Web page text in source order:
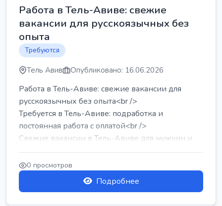
Работа в Тель-Авиве: свежие
вакансии для русскоязычных без
опыта
Требуются
Тель Авив Опубликовано: 16.06.2026
Работа в Тель-Авиве: свежие вакансии для
русскоязычных без опыта<br />
Требуется в Тель-Авиве: подработка и
постоянная работа с оплатой<br />
Свежие вакансии в Тель-Авиве для мужчин и
женщин от хозя...
0 просмотров
Подробнее